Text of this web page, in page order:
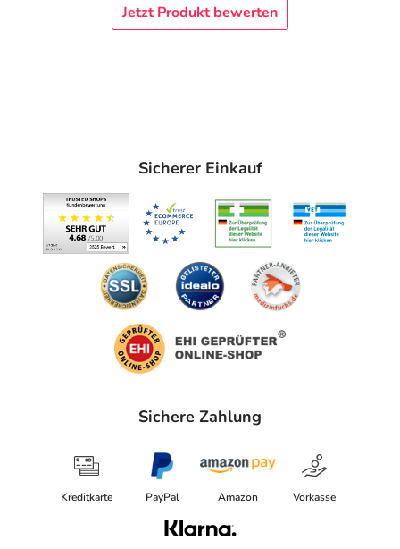
Jetzt Produkt bewerten
Sicherer Einkauf
Sichere Zahlung
Kreditkarte PayPal Amazon Vorkasse